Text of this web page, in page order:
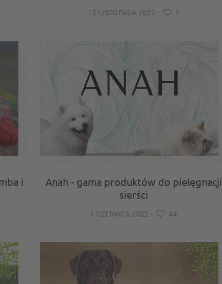
15 LISTOPADA 2022- 1
i
Anah - gama produktów do pielęgnacji
sierści
1 CZERWCA 2022- 44